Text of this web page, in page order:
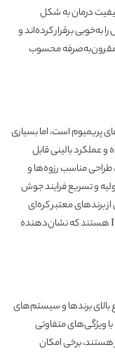
درمان به شکل
برقرار کرده‌اند و
مقرون‌به‌صرفه محسوب
پریمیوم است، اما بسیاری
عملکرد بالینی قابل
طراحی مناسب رزوه‌ها و
و تسریع فرایند جوش
برندهای معتبر کره‌ای
دارای استانداردهای بین‌المللی مانند FDA، CE و ISO هستند که نشان‌دهنده
بالای برندها و سیستم‌های
ویژگی‌های متفاوتی
برخی امکان